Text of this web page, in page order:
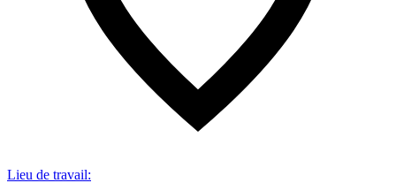
Lieu de travail: